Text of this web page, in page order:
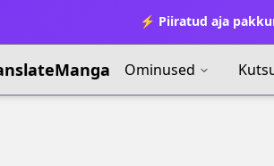
⚡ Piiratud aja
Ominused